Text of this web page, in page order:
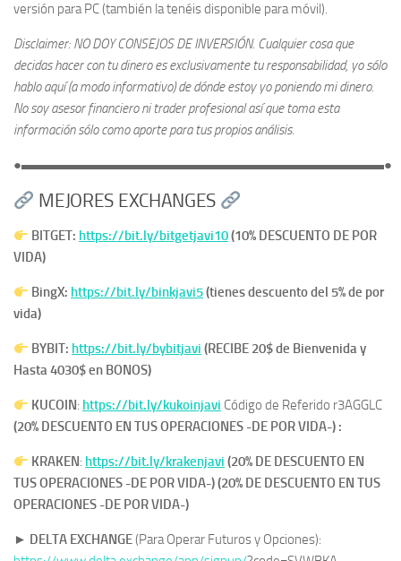
versión para PC (también la tenéis disponible para móvil).
Disclaimer: NO DOY CONSEJOS DE INVERSIÓN. Cualquier cosa que
decidas hacer con tu dinero es exclusivamente tu responsabilidad, yo sólo
hablo aquí (a modo informativo) de dónde estoy yo poniendo mi dinero.
No soy asesor financiero ni trader profesional así que toma esta
información sólo como aporte para tus propios análisis.
●▬▬▬▬▬▬▬▬▬▬▬▬▬▬▬▬▬▬▬▬▬▬▬▬▬▬▬●
MEJORES EXCHANGES
BITGET: https://bit.ly/bitgetjavi10(10% DESCUENTO DE POR
VIDA)
BingX: https://bit.ly/binkjavi5(tienes descuento del 5% de por
vida)
BYBIT: https://bit.ly/bybitjavi (RECIBE 20$ de Bienvenida y
Hasta 4030$ en BONOS)
KUCOIN: https://bit.ly/kukoinjavi Código de Referido r3AGGLC
(20% DESCUENTO EN TUS OPERACIONES -DE POR VIDA-) :
KRAKEN: https://bit.ly/krakenjavi (20% DE DESCUENTO EN
TUS OPERACIONES -DE POR VIDA-) (20% DE DESCUENTO EN TUS
OPERACIONES -DE POR VIDA-)
► DELTA EXCHANGE(Para Operar Futuros y Opciones):